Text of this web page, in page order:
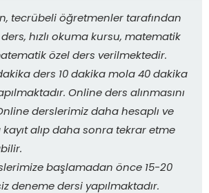
tecrübeli öğretmenler tarafından
hızlı okuma kursu, matematik
özel ders verilmektedir.
ders 10 dakika mola 40 dakika
Online ders alınmasını
derslerimiz daha hesaplı ve
kayıt alıp daha sonra tekrar etme
başlamadan önce 15-20
deneme dersi yapılmaktadır.